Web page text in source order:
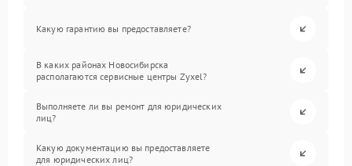
Какую гарантию вы предоставляете?
В каких районах Новосибирска
располагаются сервисные центры Zyxel?
Выполняете ли вы ремонт для юридических
лиц?
Какую документацию вы предоставляете
для юридических лиц?